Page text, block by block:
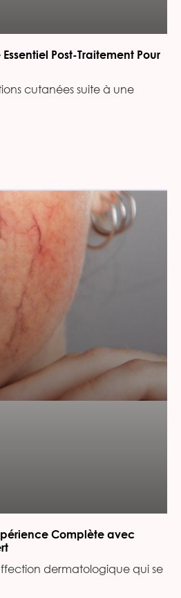
Post-Traitement Pour
cutanées suite à une
Complète avec
dermatologique qui se